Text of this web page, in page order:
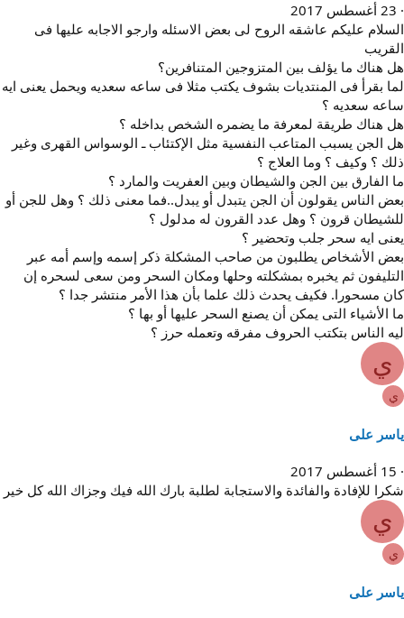
23 أغسطس 2017
عليكم عاشقه الروح لى بعض الاسئله وارجو الاجابه عليها فى
هناك ما يؤلف بين المتزوجين المتنافرين؟
بقرأ فى المنتديات بشوف يكتب مثلا فى ساعه سعديه ويحمل يعنى ايه
سعديه ؟
هناك طريقة لمعرفة ما يضمره الشخص بداخله ؟
الجن يسبب المتاعب النفسية مثل الإكتئاب ـ الوسواس القهرى وغير
؟ وكيف ؟ وما العلاج ؟
الفارق بين الجن والشيطان وبين العفريت والمارد ؟
الناس يقولون أن الجن يتبدل أو يبدل..فما معنى ذلك ؟ وهل للجن أو
قرون ؟ وهل عدد القرون له مدلول ؟
ايه سحر جلب وتحضير ؟
الأشخاص يطلبون من صاحب المشكلة ذكر إسمه وإسم أمه عبر
ثم يخبره بمشكلته وحلها ومكان السحر ومن سعى لسحره إن
مسحورا. فكيف يحدث ذلك علما بأن هذا الأمر منتشر جدا ؟
الأشياء التى يمكن أن يصنع السحر عليها أو بها ؟
الناس بتكتب الحروف مفرقه وتعمله حرز ؟
ي
ي
على
15 أغسطس 2017
للإفادة والفائدة والاستجابة لطلبة بارك الله فيك وجزاك الله كل خير
ي
ي
على